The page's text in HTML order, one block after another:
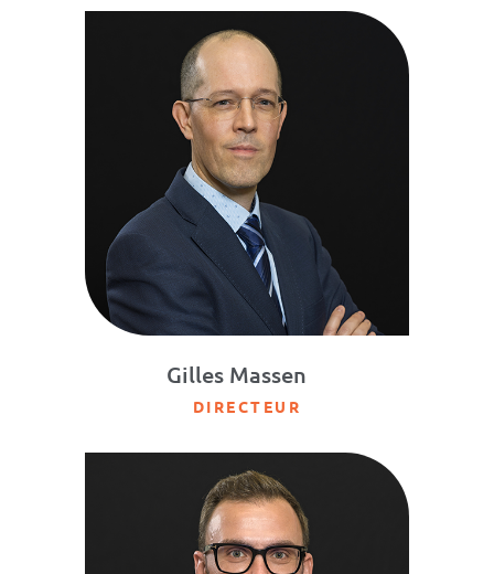
Gilles Massen
DIRECTEUR